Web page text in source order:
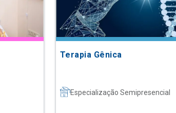
Terapia Gênica
Especialização Semipresencial